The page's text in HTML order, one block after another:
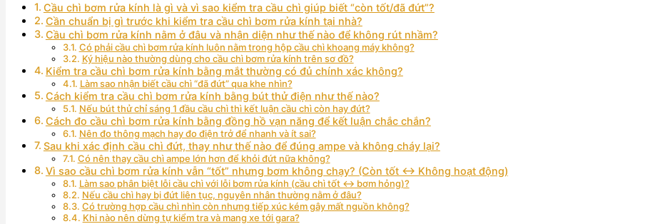
Cầu chì bơm rửa kính là gì và vì sao kiểm tra cầu chì giúp biết “còn tốt/đã đứt”?
Cần chuẩn bị gì trước khi kiểm tra cầu chì bơm rửa kính tại nhà?
Cầu chì bơm rửa kính nằm ở đâu và nhận diện như thế nào để không rút nhầm?
Có phải cầu chì bơm rửa kính luôn nằm trong hộp cầu chì khoang máy không?
Ký hiệu nào thường dùng cho cầu chì bơm rửa kính trên sơ đồ?
Kiểm tra cầu chì bơm rửa kính bằng mắt thường có đủ chính xác không?
Làm sao nhận biết cầu chì “đã đứt” qua khe nhìn?
Cách kiểm tra cầu chì bơm rửa kính bằng bút thử điện như thế nào?
Nếu bút thử chỉ sáng 1 đầu cầu chì thì kết luận cầu chì còn hay đứt?
Cách đo cầu chì bơm rửa kính bằng đồng hồ vạn năng để kết luận chắc chắn?
Nên đo thông mạch hay đo điện trở để nhanh và ít sai?
Sau khi xác định cầu chì đứt, thay như thế nào để đúng ampe và không cháy lại?
Có nên thay cầu chì ampe lớn hơn để khỏi đứt nữa không?
Vì sao cầu chì bơm rửa kính vẫn “tốt” nhưng bơm không chạy? (Còn tốt ↔ Không hoạt động)
Làm sao phân biệt lỗi cầu chì với lỗi bơm rửa kính (cầu chì tốt ↔ bơm hỏng)?
Nếu cầu chì hay bị đứt liên tục, nguyên nhân thường nằm ở đâu?
Có trường hợp cầu chì nhìn còn nhưng tiếp xúc kém gây mất nguồn không?
Khi nào nên dừng tự kiểm tra và mang xe tới gara?